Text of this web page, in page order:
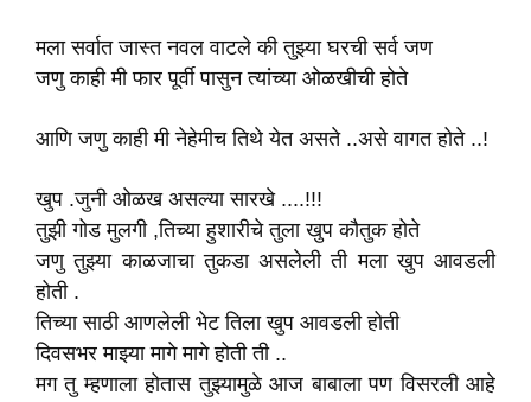
मला सर्वात जास्त नवल वाटले की तुझ्या घरची सर्व जण
जणु काही मी फार पूर्वी पासुन त्यांच्या ओळखीची होते
आणि जणु काही मी नेहेमीच तिथे येत असते ..असे वागत होते ..!
खुप .जुनी ओळख असल्या सारखे ....!!!
तुझी गोड मुलगी ,तिच्या हुशारीचे तुला खुप कौतुक होते
जणु तुझ्या काळजाचा तुकडा असलेली ती मला खुप आवडली
होती .
तिच्या साठी आणलेली भेट तिला खुप आवडली होती
दिवसभर माझ्या मागे मागे होती ती ..
मग तु म्हणाला होतास तुझ्यामुळे आज बाबाला पण विसरली आहे